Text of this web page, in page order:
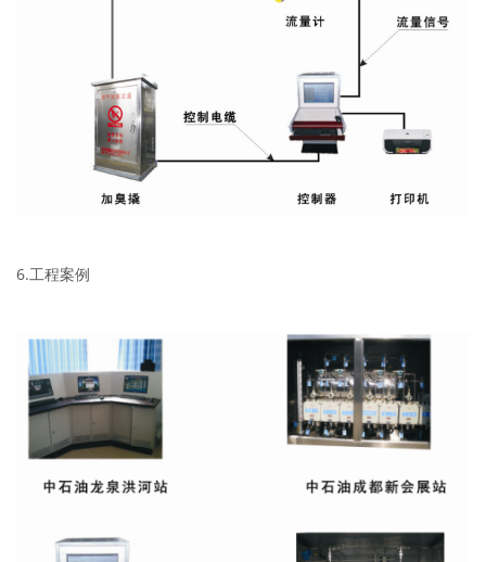
6.工程案例